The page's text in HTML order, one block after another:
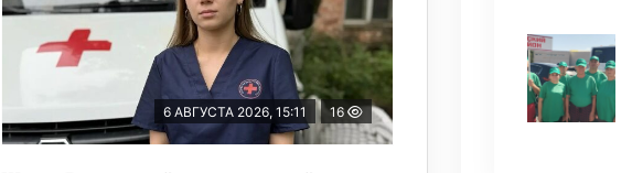
6 АВГУСТА 2026, 15:11 16